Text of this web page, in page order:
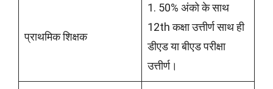
प्राथमिक शिक्षक
1. 50% अंको के साथ
12th कक्षा उत्तीर्ण साथ ही
डीएड या बीएड परीक्षा
उत्तीर्ण।